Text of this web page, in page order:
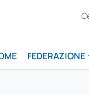
FEDERAZIONE